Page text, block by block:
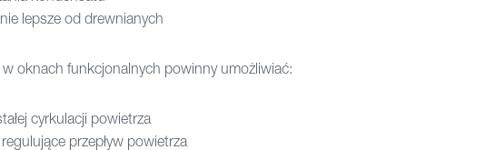
lepsze od drewnianych
oknach funkcjonalnych powinny umożliwiać:
cyrkulacji powietrza
przepływ powietrza